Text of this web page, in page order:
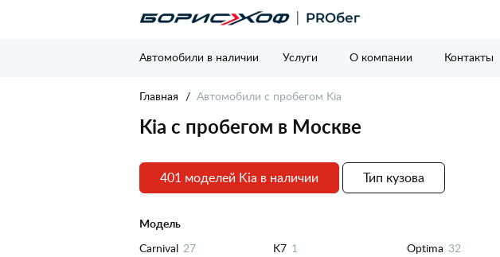
Автомобили в наличии Услуги О компании Контакты
Главная Автомобили с пробегом Kia
Kia с пробегом в Москве
401 моделей Kia в наличии Тип кузова
Модель
Carnival 27
K7 1
Optima 32